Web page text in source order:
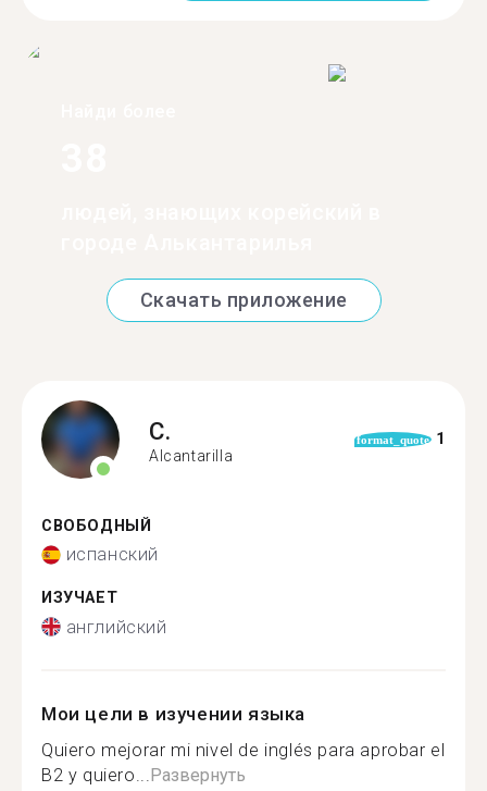
Скачать приложение
C.
Alcantarilla
format_quote 1
СВОБОДНЫЙ
испанский
ИЗУЧАЕТ
английский
Мои цели в изучении языка
Quiero mejorar mi nivel de inglés para aprobar el
B2 y quiero... Развернуть